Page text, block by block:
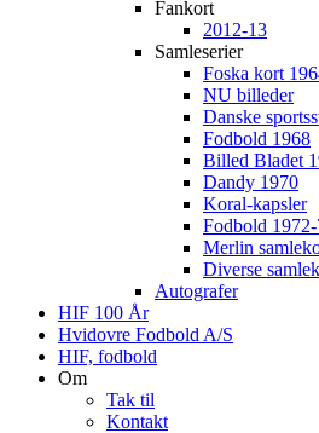
Fankort
2012-13
Samleserier
Foska kort
NU billeder
Danske
Fodbold 1968
Billed Bladet
Dandy 1970
Koral-kapsler
Fodbold
Merlin
Diverse
Autografer
HIF 100 År
Hvidovre Fodbold A/S
HIF, fodbold
Om
Tak til
Kontakt